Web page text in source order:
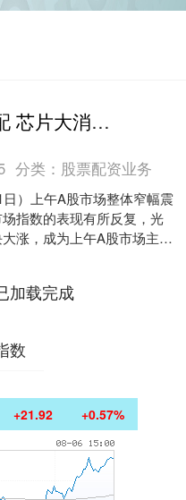
集采优配 芯片大消息！直线拉升！
分类： 股票配资业务
）上午A股市场整体窄幅震
指数的表现有所反复，光
涨，成为上午A股市场主要
加载完成
数
+21.92 +0.57%